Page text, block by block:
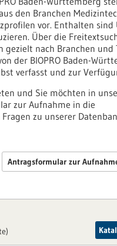
den Branchen
vor. Enthalten
Über die
gezielt nach Branchen
der BIOPRO Baden-
verfasst und zur
und Sie möchten in
zur Aufnahme in die
zu unserer
Antragsformular zur